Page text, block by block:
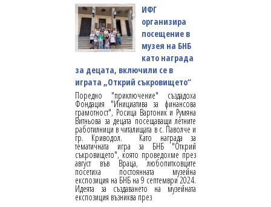
ИФГ
организира
посещение в
музея на БНБ
като награда
за децата, включили се в
играта „Открий съкровището“
Поредно "приключение" създадоха
Фондация "Инициатива за финансова
грамотност", Росица Вартоник и Румяна
Витньова за децата посещаващи летните
работилници в читалищата в с. Паволче и
гр. Криводол. Като награда за
тематичната игра за БНБ "Открий
съкровището", която проведохме през
август във Враца, любопитковците
посетиха постоянната музейна
експозиция на БНБ на 9 септември 2024.
Идеята за създаването на музейната
експозиция възниква през